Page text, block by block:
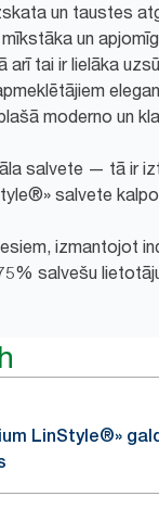
un taustes
mīkstāka un
arī tai ir lielāka
moderno un
salvete — tā ir
salvete
izmantojot
salvešu
LinStyle®»